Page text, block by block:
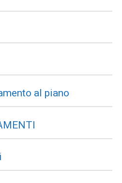
al piano